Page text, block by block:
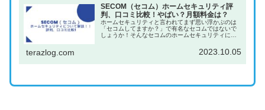
SECOM（セコム）ホームセキュリティ評
判、口コミ比較！やばい？月額料金は？
ホームセキュリティと言われてまず思い浮かぶのは
「セコムしてますか？」で有名なセコムではないで
しょうか！そんなセコムのホームセキュリティにつ
ルソックと比較検討中の方のご参考になれば幸いで
terazlog.com 2023.10.05